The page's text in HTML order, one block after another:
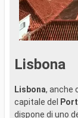
Lisbona
Lisbona, anche
capitale del
dispone di uno